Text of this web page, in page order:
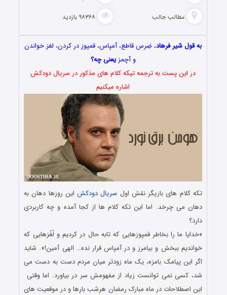
مطالب جالب ۹۸۳۶۸ بازدید
به قول شیر فرهاد، ضِرس قاطع، آمپاس، قمپوز در کردن، لغز خواندن
و آچمزیعنی چه؟
در این پست به ترجمه تیکه کلام های مذکور در سریال دودکش
اشاره میکنیم
تکه کلام های بازیگر نقش اول سریال دودکشاین روزها دهان به
دهان می چرخد. اما این تکه کلام ها از کجا آمده و چه کاربردی
دارد؟
«خدایا ما را بخاطر قمپوزهایی که تابه حال در کردیم و لُغُزهایی که
خواندیم ببخش و بیامرز و در آمپاس قرار نده… الهی آمین!». شاید
اگر این پیامک بامزه، یک ماه زودتر میان مردم دست به دست می
شد، کسی نمی توانست زیاد از مفهومش سر در بیاورد. اما وقتی
این اصطلاحات در ماه مبارک رمضان هرشب بارها و در موقعیت های